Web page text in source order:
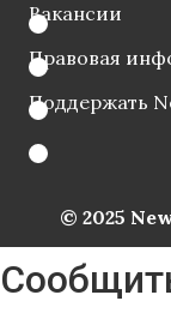
Вакансии
Правовая
Поддержать
© 2025